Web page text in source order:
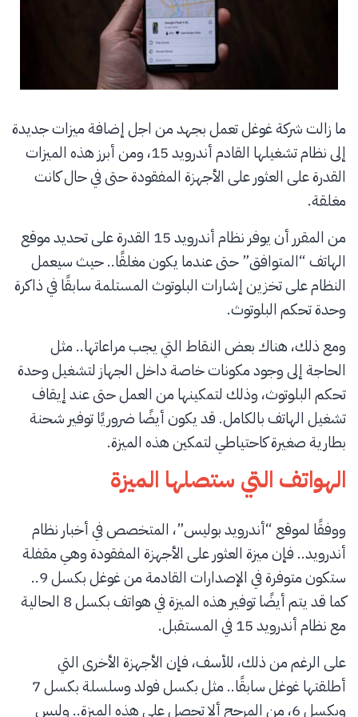
ما زالت شركة غوغل تعمل بجهد من اجل إضافة ميزات جديدة
إلى نظام تشغيلها القادم أندرويد 15، ومن أبرز هذه الميزات
القدرة على العثور على الأجهزة المفقودة حتى في حال كانت
مغلقة.
من المقرر أن يوفر نظام أندرويد 15 القدرة على تحديد موقع
الهاتف “المتوافق” حتى عندما يكون مغلقًا.. حيث سيعمل
النظام على تخزين إشارات البلوتوث المستلمة سابقًا في ذاكرة
وحدة تحكم البلوتوث.
ومع ذلك، هناك بعض النقاط التي يجب مراعاتها.. مثل
الحاجة إلى وجود مكونات خاصة داخل الجهاز لتشغيل وحدة
تحكم البلوتوث، وذلك لتمكينها من العمل حتى عند إيقاف
تشغيل الهاتف بالكامل. قد يكون أيضًا ضروريًا توفير شحنة
بطارية صغيرة كاحتياطي لتمكين هذه الميزة.
الهواتف التي ستصلها الميزة
ووفقًا لموقع “أندرويد بوليس”، المتخصص في أخبار نظام
أندرويد.. فإن ميزة العثور على الأجهزة المفقودة وهي مقفلة
ستكون متوفرة في الإصدارات القادمة من غوغل بكسل 9..
كما قد يتم أيضًا توفير هذه الميزة في هواتف بكسل 8 الحالية
مع نظام أندرويد 15 في المستقبل.
على الرغم من ذلك، للأسف، فإن الأجهزة الأخرى التي
أطلقتها غوغل سابقًا.. مثل بكسل فولد وسلسلة بكسل 7
وبكسل 6، من المرجح ألا تحصل على هذه الميزة.. وليس